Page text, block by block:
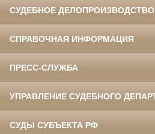
СУДЕБНОЕ ДЕЛОПРОИЗВОДСТВО
СПРАВОЧНАЯ ИНФОРМАЦИЯ
ПРЕСС-СЛУЖБА
УПРАВЛЕНИЕ СУДЕБНОГО
СУДЫ СУБЪЕКТА РФ